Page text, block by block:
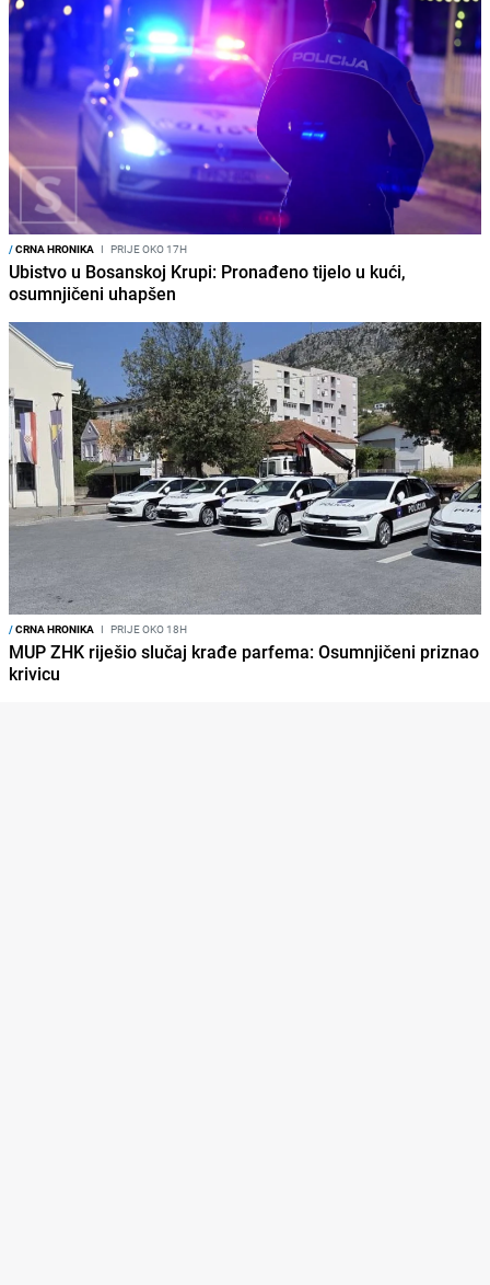
/CRNA HRONIKA I PRIJE OKO 17H
Ubistvo u Bosanskoj Krupi: Pronađeno tijelo u kući,
osumnjičeni uhapšen
/CRNA HRONIKA I PRIJE OKO 18H
MUP ZHK riješio slučaj krađe parfema: Osumnjičeni priznao
krivicu